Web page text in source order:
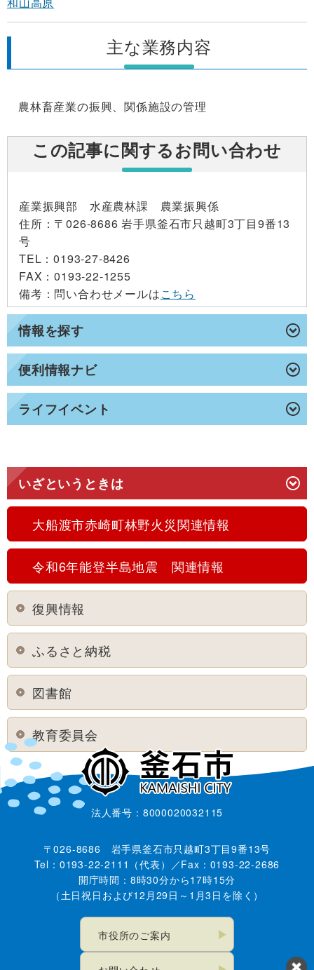
情報を探す
便利情報ナビ
ライフイベント
主な業務内容
農林畜産業の振興、関係施設の管理
この記事に関するお問い合わせ
産業振興部 水産農林課 農業振興係
住所 ：〒026-8686 岩手県釜石市只越町3丁目9番13
号
TEL ：0193-27-8426
FAX ：0193-22-1255
備考 ：問い合わせメールはこちら
いざというときは
大船渡市赤崎町林野火災関連情報
令和6年能登半島地震 関連情報
復興情報
ふるさと納税
図書館
教育委員会
法人番号：8000020032115
〒026-8686 岩手県釜石市只越町3丁目9番13号
Tel：0193-22-2111（代表）／Fax：0193-22-2686
開庁時間：8時30分から17時15分
（土日祝日および12月29日～1月3日を除く）
市役所のご案内